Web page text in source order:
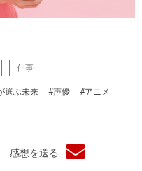
仕事
選ぶ未来 #声優
#アニメ
感想を送る